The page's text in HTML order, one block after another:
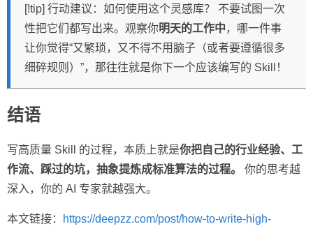
[!tip] 行动建议：如何使用这个灵感库？ 不要试图一次
性把它们都写出来。观察你明天的工作中，哪一件事
让你觉得“又繁琐，又不得不用脑子（或者要遵循很多
细碎规则）”，那往往就是你下一个应该编写的 Skill！
结语
写高质量 Skill 的过程，本质上就是你把自己的行业经验、工
作流、踩过的坑，抽象提炼成标准算法的过程。
你的思考越
深入，你的 AI 专家就越强大。
本文链接：
https://deepzz.com/post/how-to-write-high-